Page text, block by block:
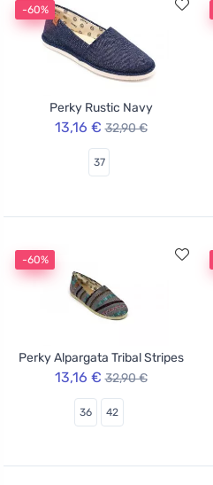
-60%
Perky Rustic Navy
13,16 € 32,90 €
37
-60%
Perky Alpargata Tribal Stripes
13,16 € 32,90 €
36 42